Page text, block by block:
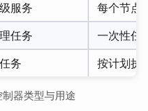
服务
每个节点
任务
一次性任
务 按计划执
器类型与用途